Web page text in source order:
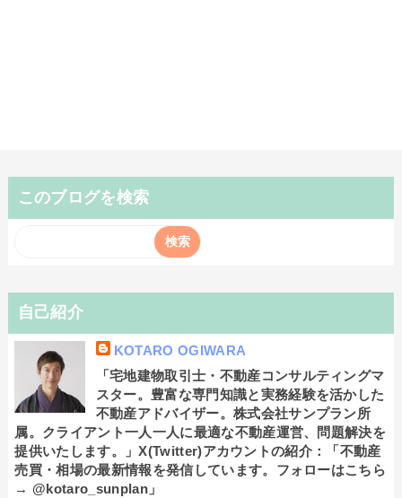
このブログを検索
自己紹介
KOTARO OGIWARA
「宅地建物取引士・不動産コンサルティングマ
スター。豊富な専門知識と実務経験を活かした
不動産アドバイザー。株式会社サンプラン所
属。クライアント一人一人に最適な不動産運営、問題解決を
提供いたします。」X(Twitter)アカウントの紹介：「不動産
売買・相場の最新情報を発信しています。フォローはこちら
→ @kotaro_sunplan」